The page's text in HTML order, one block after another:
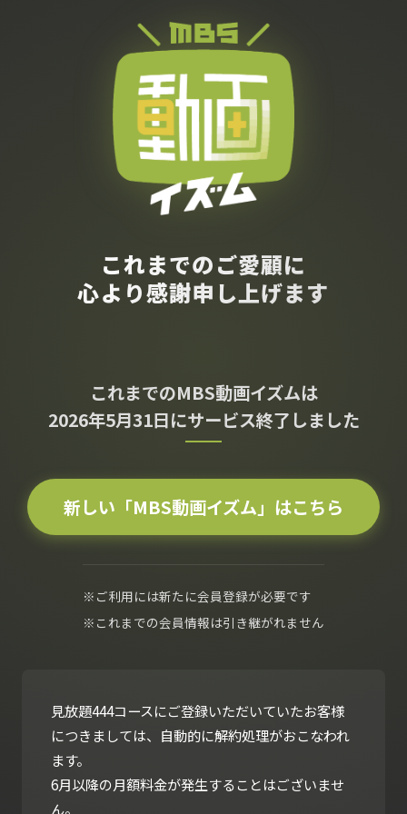
これまでのご愛顧に
心より感謝申し上げます
これまでのMBS動画イズムは
2026年5月31日にサービス終了しました
新しい「MBS動画イズム」はこちら
※ご利用には新たに会員登録が必要です
※これまでの会員情報は引き継がれません
見放題444コースにご登録いただいていたお客様
につきましては、自動的に解約処理がおこなわれ
ます。
6月以降の月額料金が発生することはございませ
ん。